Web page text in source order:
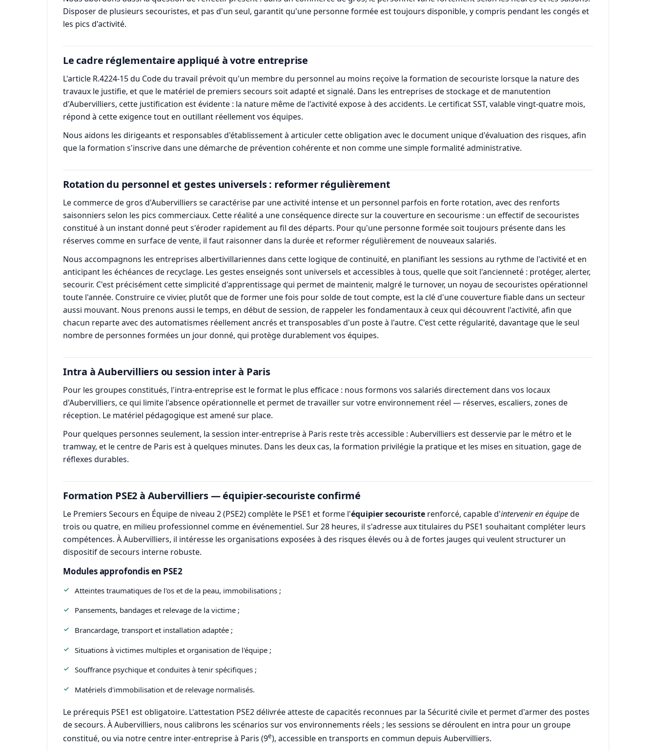
Disposer de plusieurs secouristes, et pas d'un seul, garantit qu'une personne formée est toujours disponible, y compris pendant les congés et
les pics d'activité.
Le cadre réglementaire appliqué à votre entreprise
L'article R.4224-15 du Code du travail prévoit qu'un membre du personnel au moins reçoive la formation de secouriste lorsque la nature des
travaux le justifie, et que le matériel de premiers secours soit adapté et signalé. Dans les entreprises de stockage et de manutention
d'Aubervilliers, cette justification est évidente : la nature même de l'activité expose à des accidents. Le certificat SST, valable vingt-quatre mois,
répond à cette exigence tout en outillant réellement vos équipes.
Nous aidons les dirigeants et responsables d'établissement à articuler cette obligation avec le document unique d'évaluation des risques, afin
que la formation s'inscrive dans une démarche de prévention cohérente et non comme une simple formalité administrative.
Rotation du personnel et gestes universels : reformer régulièrement
Le commerce de gros d'Aubervilliers se caractérise par une activité intense et un personnel parfois en forte rotation, avec des renforts
saisonniers selon les pics commerciaux. Cette réalité a une conséquence directe sur la couverture en secourisme : un effectif de secouristes
constitué à un instant donné peut s'éroder rapidement au fil des départs. Pour qu'une personne formée soit toujours présente dans les
réserves comme en surface de vente, il faut raisonner dans la durée et reformer régulièrement de nouveaux salariés.
Nous accompagnons les entreprises albertivillariennes dans cette logique de continuité, en planifiant les sessions au rythme de l'activité et en
anticipant les échéances de recyclage. Les gestes enseignés sont universels et accessibles à tous, quelle que soit l'ancienneté : protéger, alerter,
secourir. C'est précisément cette simplicité d'apprentissage qui permet de maintenir, malgré le turnover, un noyau de secouristes opérationnel
toute l'année. Construire ce vivier, plutôt que de former une fois pour solde de tout compte, est la clé d'une couverture fiable dans un secteur
aussi mouvant. Nous prenons aussi le temps, en début de session, de rappeler les fondamentaux à ceux qui découvrent l'activité, afin que
chacun reparte avec des automatismes réellement ancrés et transposables d'un poste à l'autre. C'est cette régularité, davantage que le seul
nombre de personnes formées un jour donné, qui protège durablement vos équipes.
Intra à Aubervilliers ou session inter à Paris
Pour les groupes constitués, l'intra-entreprise est le format le plus efficace : nous formons vos salariés directement dans vos locaux
d'Aubervilliers, ce qui limite l'absence opérationnelle et permet de travailler sur votre environnement réel — réserves, escaliers, zones de
réception. Le matériel pédagogique est amené sur place.
Pour quelques personnes seulement, la session inter-entreprise à Paris reste très accessible : Aubervilliers est desservie par le métro et le
tramway, et le centre de Paris est à quelques minutes. Dans les deux cas, la formation privilégie la pratique et les mises en situation, gage de
réflexes durables.
Formation PSE2 à Aubervilliers — équipier-secouriste confirmé
Le Premiers Secours en Équipe de niveau 2 (PSE2) complète le PSE1 et forme l'équipier secouriste renforcé, capable d'intervenir en équipede
trois ou quatre, en milieu professionnel comme en événementiel. Sur 28 heures, il s'adresse aux titulaires du PSE1 souhaitant compléter leurs
compétences. À Aubervilliers, il intéresse les organisations exposées à des risques élevés ou à de fortes jauges qui veulent structurer un
dispositif de secours interne robuste.
Modules approfondis en PSE2
Atteintes traumatiques de l'os et de la peau, immobilisations ;
Pansements, bandages et relevage de la victime ;
Brancardage, transport et installation adaptée ;
Situations à victimes multiples et organisation de l'équipe ;
Souffrance psychique et conduites à tenir spécifiques ;
Matériels d'immobilisation et de relevage normalisés.
Le prérequis PSE1 est obligatoire. L'attestation PSE2 délivrée atteste de capacités reconnues par la Sécurité civile et permet d'armer des postes
de secours. À Aubervilliers, nous calibrons les scénarios sur vos environnements réels ; les sessions se déroulent en intra pour un groupe
constitué, ou via notre centre inter-entreprise à Paris (9e), accessible en transports en commun depuis Aubervilliers.